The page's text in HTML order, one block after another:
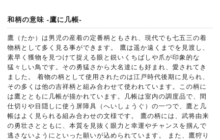
和柄の意味 -鷹に几帳-
鷹（たか）は男児の産着の定番柄ともされ、現代でも七五三の着
物柄として多く見る事ができます。 鷹は遥か遠くまでを見渡し、
素早く獲物を見つけて捉える眼と鋭いくちばしや爪が印象的な
猛々しい鳥です。その勇猛さから大名達にも好まれ、愛されてき
ました。 着物の柄として使用されたのは江戸時代後期に見られ、
その多くは他の吉祥柄と組み合わせて使われています。この柄に
は鷹とともに几帳が描かれています。几帳は室内の調度品で、間
仕切りや目隠しに使う屏障具（へいしょうぐ）の一つで、鷹と几
帳はよく見られる組み合わせの文様です。 鷹の柄には、武将由来
の勇壮さとともに、本質を見抜く眼力と幸運やチャンスを掴んで
逃さないようにといった願いが込められています。 また、鷹狩り